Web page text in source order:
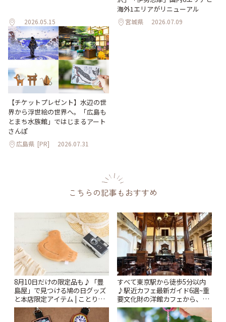
2026.05.15
海外1エリアがリニューアル
宮城県 2026.07.09
【チケットプレゼント】水辺の世
界から浮世絵の世界へ。「広島も
とまち水族館」ではじまるアート
さんぽ
広島県 [PR] 2026.07.31
こちらの記事もおすすめ
8月10日だけの限定品も♪「豊
島屋」で見つける鳩の日グッズ
と本店限定アイテム | ことりっ
ぷ
すべて東京駅から徒歩5分以内
♪駅近カフェ最新ガイド6選~重
要文化財の洋館カフェから、改
札すぐのレトロ喫茶まで~ | こと
りっぷ